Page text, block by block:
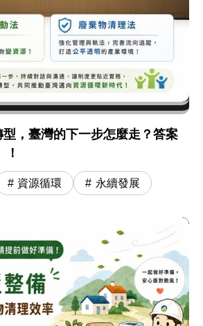
，臺灣的下一步怎麼走？答案
資源循環 永續發展